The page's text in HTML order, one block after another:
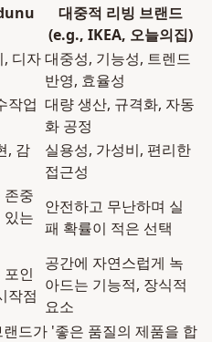
대중적 리빙 브랜드
(e.g., IKEA, 오늘의집)
, 디자대중성, 기능성, 트렌드
반영, 효율성
작업 대량 생산, 규격화, 자동
화 공정
, 감
실용성, 가성비, 편리한
접근성
존중
있는
안전하고 무난하며 실
패 확률이 적은 선택
인
작점
공간에 자연스럽게 녹
아드는 기능적, 장식적
요소
드가 '좋은 품질의 제품을 합